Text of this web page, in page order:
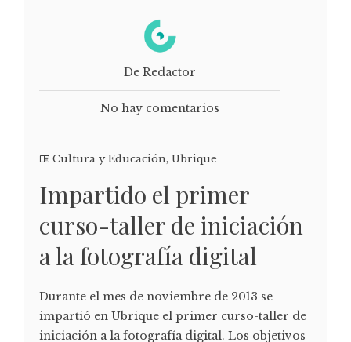
De Redactor
No hay comentarios
Cultura y Educación, Ubrique
Impartido el primer
curso-taller de iniciación
a la fotografía digital
Durante el mes de noviembre de 2013 se
impartió en Ubrique el primer curso-taller de
iniciación a la fotografía digital. Los objetivos